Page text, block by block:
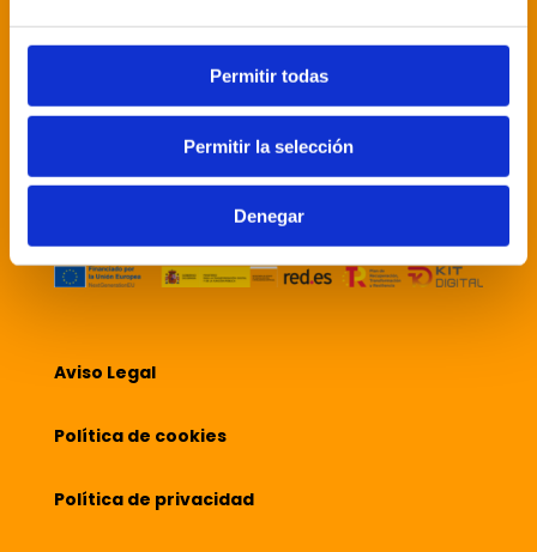
Permitir todas
Permitir la selección
Denegar
nuestros clientes un servicio integral, en
impresión offset y digital en pequeño y gran
Aviso Legal
Política de cookies
Política de privacidad